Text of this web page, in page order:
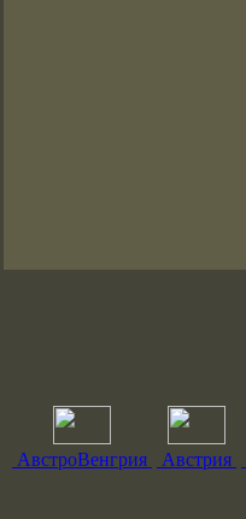
АвстроВенгрия Австрия